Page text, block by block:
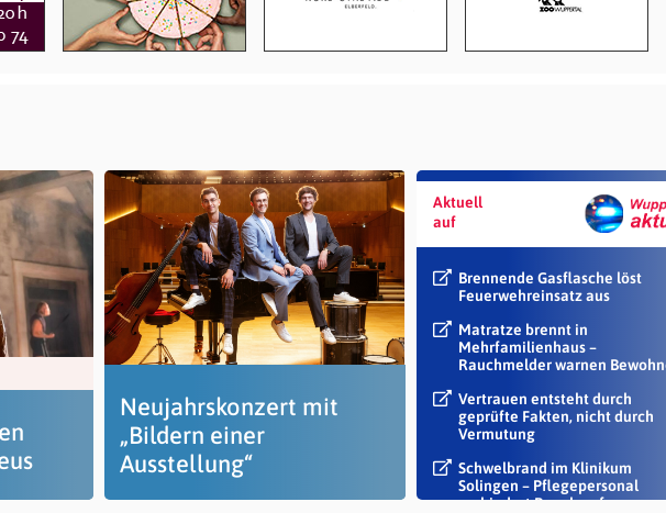
Neujahrskonzert mit
„Bildern einer
Ausstellung“
Aktuell
auf
Brennende Gasflasche löst
Feuerwehreinsatz aus
Matratze brennt in
Mehrfamilienhaus –
Rauchmelder warnen
Vertrauen entsteht durch
geprüfte Fakten, nicht durch
Vermutung
Schwelbrand im Klinikum
Solingen – Pflegepersonal
verhindert Rauch auf...